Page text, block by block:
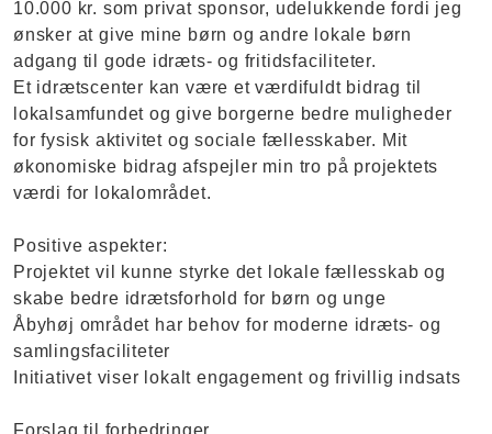
10.000 kr. som privat sponsor, udelukkende fordi jeg
ønsker at give mine børn og andre lokale børn
adgang til gode idræts- og fritidsfaciliteter.
Et idrætscenter kan være et værdifuldt bidrag til
lokalsamfundet og give borgerne bedre muligheder
for fysisk aktivitet og sociale fællesskaber. Mit
økonomiske bidrag afspejler min tro på projektets
værdi for lokalområdet.
Positive aspekter:
Projektet vil kunne styrke det lokale fællesskab og
skabe bedre idrætsforhold for børn og unge
Åbyhøj området har behov for moderne idræts- og
samlingsfaciliteter
Initiativet viser lokalt engagement og frivillig indsats